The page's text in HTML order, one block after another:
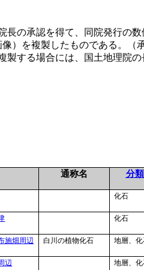
長の承認を得て、同院発行の数
像）を複製したものである。
製する場合には、国土地理院
通称名 分
化石
化石
施畑周辺 白川の植物化石 地層、
辺 地層、